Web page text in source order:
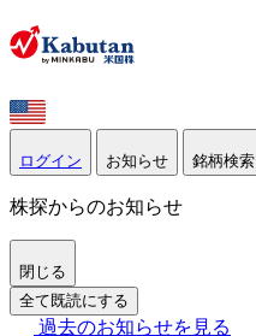
ログイン お知らせ 銘柄検索
株探からのお知らせ
閉じる
全て既読にする
過去のお知らせを見る